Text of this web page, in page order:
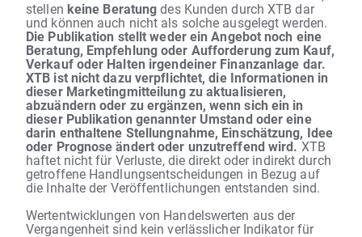
stellen keine Beratungdes Kunden durch XTB dar
und können auch nicht als solche ausgelegt werden.
Die Publikation stellt weder ein Angebot noch eine
Beratung, Empfehlung oder Aufforderung zum Kauf,
Verkauf oder Halten irgendeiner Finanzanlage dar.
XTB ist nicht dazu verpflichtet, die Informationen in
dieser Marketingmitteilung zu aktualisieren,
abzuändern oder zu ergänzen, wenn sich ein in
dieser Publikation genannter Umstand oder eine
darin enthaltene Stellungnahme, Einschätzung, Idee
oder Prognose ändert oder unzutreffend wird. XTB
haftet nicht für Verluste, die direkt oder indirekt durch
getroffene Handlungsentscheidungen in Bezug auf
die Inhalte der Veröffentlichungen entstanden sind.
Wertentwicklungen von Handelswerten aus der
Vergangenheit sind kein verlässlicher Indikator für